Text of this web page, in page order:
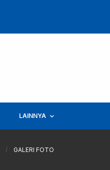
LAINNYA
/ GALERI FOTO